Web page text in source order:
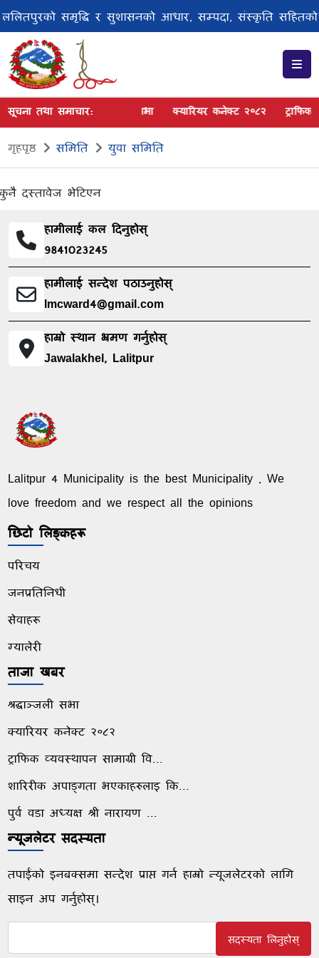
ललितपुरको समृद्धि र सुशासनको आधार, सम्पदा, संस्कृति सहितको
सूचना तथा समाचार:श्रद्धाञ्जली सभा क्यारियर कनेक्ट २०८२
गृहपृष्ठ समिति युवा समिति
कुनै दस्तावेज भेटिएन
हामीलाई कल दिनुहोस्
9841023245
हामीलाई सन्देश पठाउनुहोस्
lmcward4@gmail.com
हाम्रो स्थान भ्रमण गर्नुहोस्
Jawalakhel, Lalitpur
Lalitpur 4 Municipality is the best Municipality , We
love freedom and we respect all the opinions
छिटो लिङ्कहरू
परिचय
जनप्रतिनिधी
सेवाहरू
ग्यालेरी
ताजा खबर
श्रद्धाञ्जली सभा
क्यारियर कनेक्ट २०८२
ट्राफिक व्यवस्थापन सामाग्री वि...
शारिरीक अपाङ्गता भएकाहरुलाइ कि...
पुर्व वडा अध्यक्ष श्री नारायण ...
न्यूजलेटर सदस्यता
तपाईंको इनबक्समा सन्देश प्राप्त गर्न हाम्रो न्यूजलेटरको लागि
साइन अप गर्नुहोस्।
सदस्यता लिनुहोस्